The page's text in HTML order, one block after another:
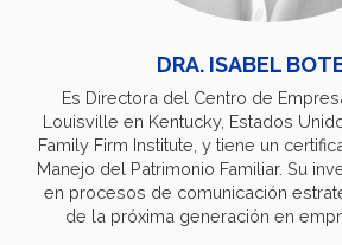
DRA. ISABEL
Es Directora del Centro de
Louisville en Kentucky, Estados
Family Firm Institute, y tiene un
Manejo del Patrimonio Familiar. Su
en procesos de comunicación
de la próxima generación en